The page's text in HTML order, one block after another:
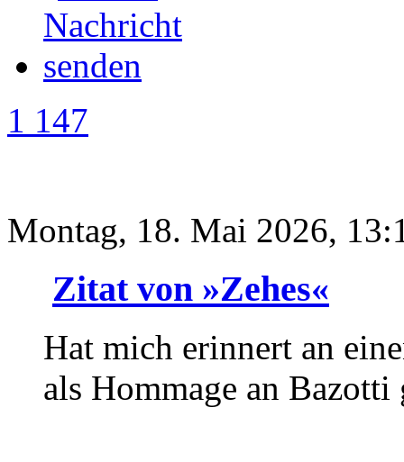
1 147
Montag, 18. Mai 2026,
Zitat von »Zehes«
Hat mich erinnert an
als Hommage an Bazotti